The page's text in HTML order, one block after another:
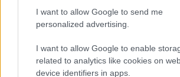
I want to allow Google to send me
personalized advertising.
I want to allow Google to enable
related to analytics like cookies on
device identifiers in apps.
Milano/Cortina 2026 en måned
i Trondheim, så i praksis er laget
landslagsløperne i
Tønseth etter alle solemerker ikke